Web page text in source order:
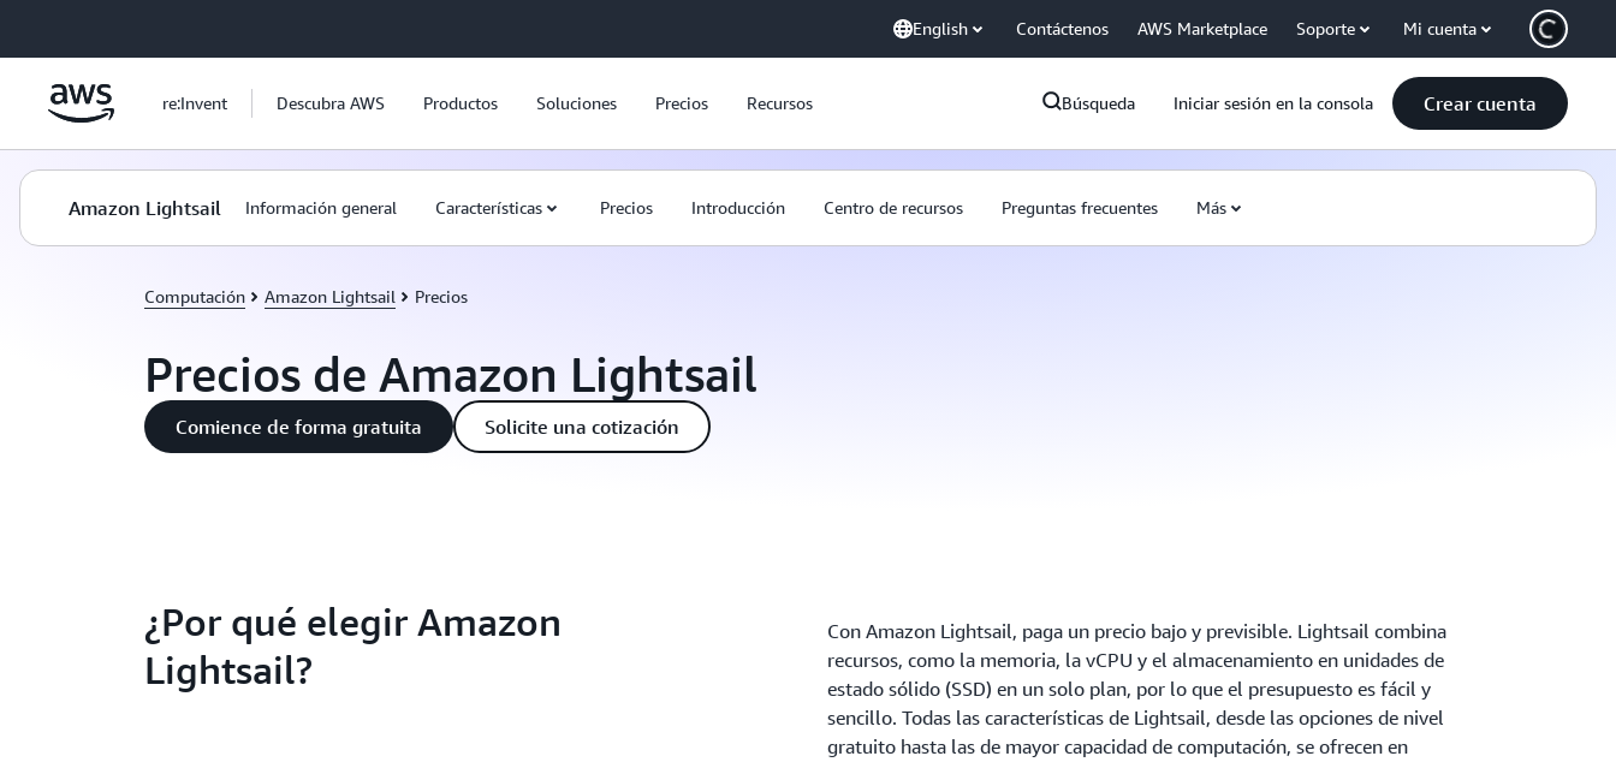
English Contáctenos AWS Marketplace Soporte Mi cuenta
re:Invent Descubra AWS Productos Soluciones Precios Recursos Búsqueda Iniciar sesión en la consola Crear cuenta
Amazon Lightsail Información general Características Precios Introducción Centro de recursos Preguntas frecuentes Más
Computación Amazon Lightsail Precios
Precios de Amazon Lightsail
Comience de forma gratuita Solicite una cotización
¿Por qué elegir Amazon
Lightsail?
Con Amazon Lightsail, paga un precio bajo y previsible. Lightsail combina
recursos, como la memoria, la vCPU y el almacenamiento en unidades de
estado sólido (SSD) en un solo plan, por lo que el presupuesto es fácil y
sencillo. Todas las características de Lightsail, desde las opciones de nivel
gratuito hasta las de mayor capacidad de computación, se ofrecen en